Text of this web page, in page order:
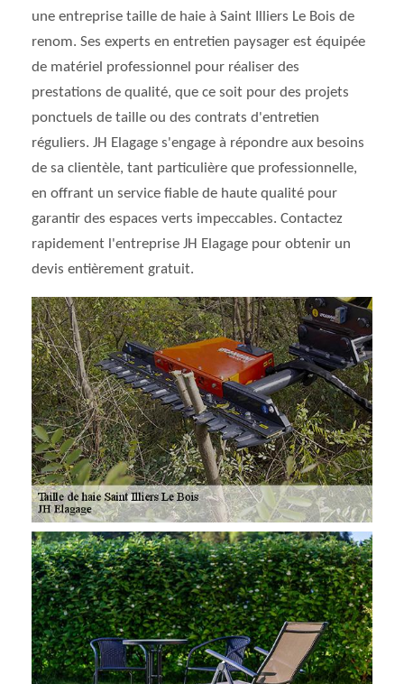
une entreprise taille de haie à Saint Illiers Le Bois de
renom. Ses experts en entretien paysager est équipée
de matériel professionnel pour réaliser des
prestations de qualité, que ce soit pour des projets
ponctuels de taille ou des contrats d'entretien
réguliers. JH Elagage s'engage à répondre aux besoins
de sa clientèle, tant particulière que professionnelle,
en offrant un service fiable de haute qualité pour
garantir des espaces verts impeccables. Contactez
rapidement l'entreprise JH Elagage pour obtenir un
devis entièrement gratuit.